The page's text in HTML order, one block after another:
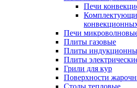
Печи
Печи
Плиты газовые
Плиты
Плиты
Грили для кур
Поверхности
Столы тепловые